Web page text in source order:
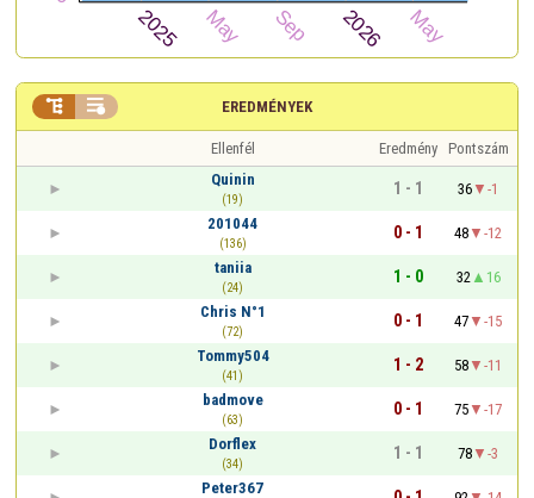
EREDMÉNYEK
 
Ellenfél Eredmény Pontszám
Quinin
(19)
1 - 1 36
-1
201044
(136)
0 - 1 48
-12
taniia
(24)
1 - 0 32
16
Chris N°1
(72)
0 - 1 47
-15
Tommy504
(41)
1 - 2 58
-11
badmove
(63)
0 - 1 75
-17
Dorflex
(34)
1 - 1 78
-3
Peter367